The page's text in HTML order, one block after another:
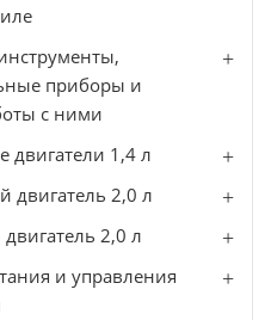
приборы и
с ними
двигатели 1,4 л
двигатель 2,0 л
2,0 л
и управления